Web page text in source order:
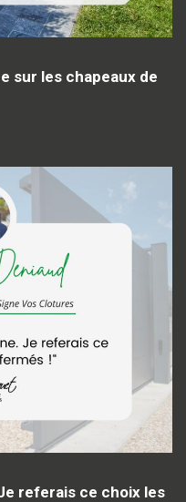
sur les chapeaux de
referais ce choix les